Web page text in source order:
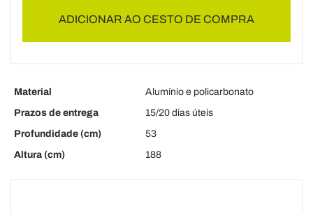
ADICIONAR AO CESTO DE COMPRA
Material
Alumínio e policarbonato
Prazos de entrega
15/20 dias úteis
Profundidade (cm)
53
Altura (cm)
188